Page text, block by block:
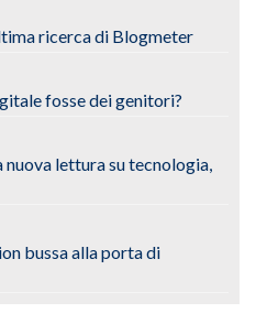
ricerca di Blogmeter
fosse dei genitori?
nuova lettura su tecnologia,
bussa alla porta di